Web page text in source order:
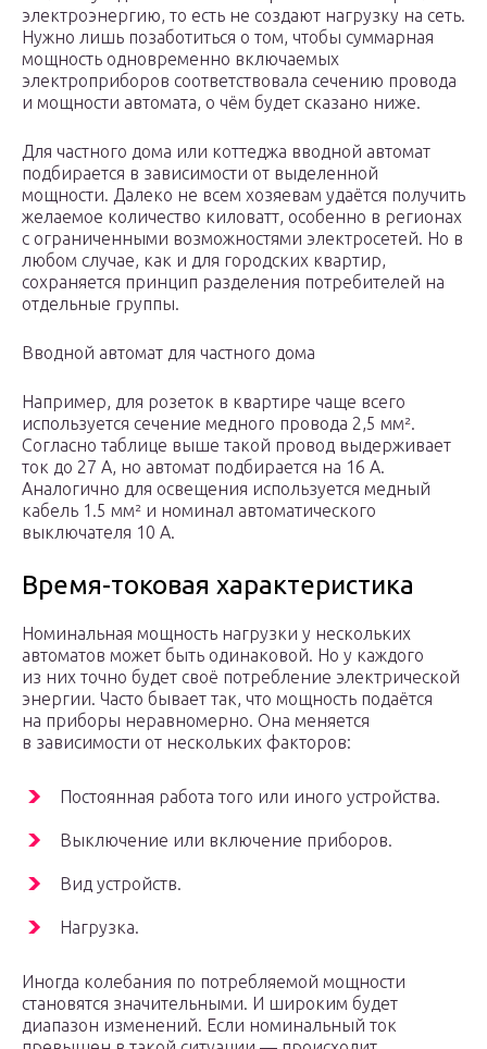
электроэнергию, то есть не создают нагрузку на сеть.
Нужно лишь позаботиться о том, чтобы суммарная
мощность одновременно включаемых
электроприборов соответствовала сечению провода
и мощности автомата, о чём будет сказано ниже.
Для частного дома или коттеджа вводной автомат
подбирается в зависимости от выделенной
мощности. Далеко не всем хозяевам удаётся получить
желаемое количество киловатт, особенно в регионах
с ограниченными возможностями электросетей. Но в
любом случае, как и для городских квартир,
сохраняется принцип разделения потребителей на
отдельные группы.
Вводной автомат для частного дома
Например, для розеток в квартире чаще всего
используется сечение медного провода 2,5 мм².
Согласно таблице выше такой провод выдерживает
ток до 27 А, но автомат подбирается на 16 А.
Аналогично для освещения используется медный
кабель 1.5 мм² и номинал автоматического
выключателя 10 А.
Время-токовая характеристика
Номинальная мощность нагрузки у нескольких
автоматов может быть одинаковой. Но у каждого
из них точно будет своё потребление электрической
энергии. Часто бывает так, что мощность подаётся
на приборы неравномерно. Она меняется
в зависимости от нескольких факторов:
Постоянная работа того или иного устройства.
Выключение или включение приборов.
Вид устройств.
Нагрузка.
Иногда колебания по потребляемой мощности
становятся значительными. И широким будет
диапазон изменений. Если номинальный ток